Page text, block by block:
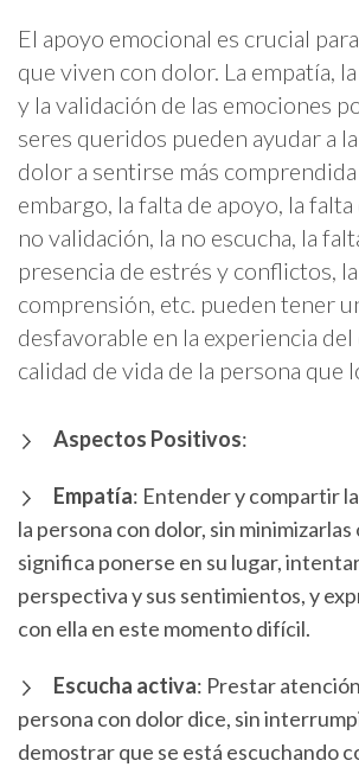
El apoyo emocional es crucial
que viven con dolor. La empatía,
y la validación de las emociones
seres queridos pueden ayudar a
dolor a sentirse más comprendida
embargo, la falta de apoyo, la falta
no validación, la no escucha, la
presencia de estrés y conflictos,
comprensión, etc. pueden tener
desfavorable en la experiencia
calidad de vida de la persona que
Aspectos Positivos:
Empatía: Entender y compartir
la persona con dolor, sin
significa ponerse en su lugar,
perspectiva y sus sentimientos, y
con ella en este momento difícil.
Escucha activa: Prestar
persona con dolor dice, sin
demostrar que se está escuchando